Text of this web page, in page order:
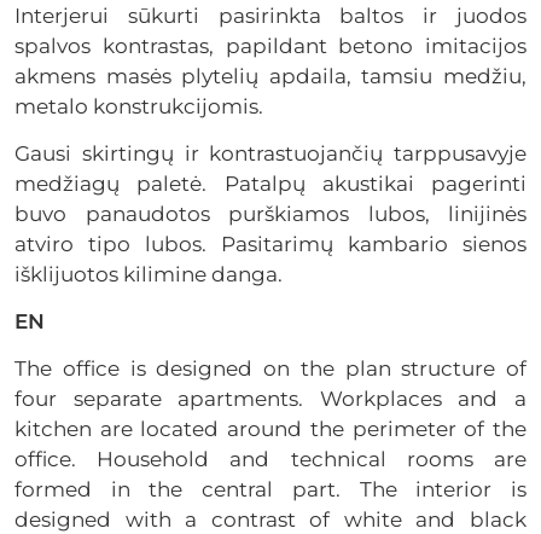
Interjerui sūkurti pasirinkta baltos ir juodos
spalvos kontrastas, papildant betono imitacijos
akmens masės plytelių apdaila, tamsiu medžiu,
metalo konstrukcijomis.
Gausi skirtingų ir kontrastuojančių tarppusavyje
medžiagų paletė. Patalpų akustikai pagerinti
buvo panaudotos purškiamos lubos, linijinės
atviro tipo lubos. Pasitarimų kambario sienos
išklijuotos kilimine danga.
EN
The office is designed on the plan structure of
four separate apartments. Workplaces and a
kitchen are located around the perimeter of the
office. Household and technical rooms are
formed in the central part. The interior is
designed with a contrast of white and black